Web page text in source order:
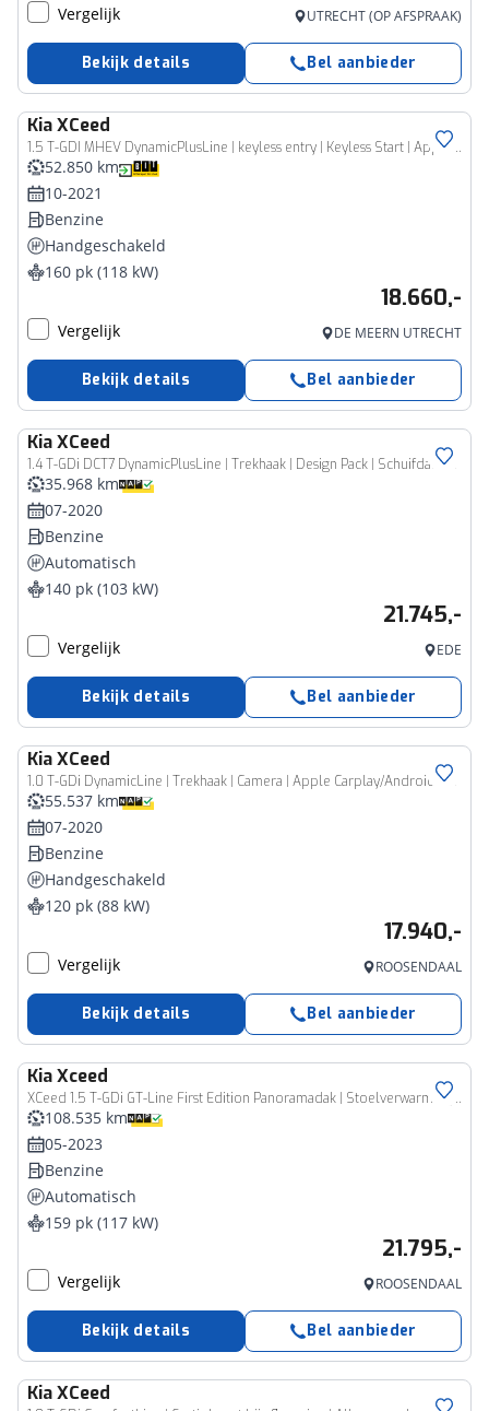
Vergelijk UTRECHT (OP AFSPRAAK)
Bekijk details Bel aanbieder
KiaXCeed
1.5 T-GDI MHEV DynamicPlusLine | keyless entry | Keyless Start | Apple Carplay/Android Auto | cruise control | navigatiesysteem full map |
52.850 km
10-2021
Benzine
Handgeschakeld
160 pk (118 kW)
18.660,-
Vergelijk DE MEERN UTRECHT
Bekijk details Bel aanbieder
KiaXCeed
1.4 T-GDi DCT7 DynamicPlusLine | Trekhaak | Design Pack | Schuifdak | Camera | 18" LM | Navi | LED | Adap. Cruise | Clima | Automaat |
35.968 km
07-2020
Benzine
Automatisch
140 pk (103 kW)
21.745,-
Vergelijk EDE
Bekijk details Bel aanbieder
KiaXCeed
1.0 T-GDi DynamicLine | Trekhaak | Camera | Apple Carplay/Android Auto |
55.537 km
07-2020
Benzine
Handgeschakeld
120 pk (88 kW)
17.940,-
Vergelijk ROOSENDAAL
Bekijk details Bel aanbieder
KiaXceed
XCeed 1.5 T-GDi GT-Line First Edition Panoramadak | Stoelverwarming | Stuurverwarming | Climate Control
108.535 km
05-2023
Benzine
Automatisch
159 pk (117 kW)
21.795,-
Vergelijk ROOSENDAAL
Bekijk details Bel aanbieder
KiaXCeed